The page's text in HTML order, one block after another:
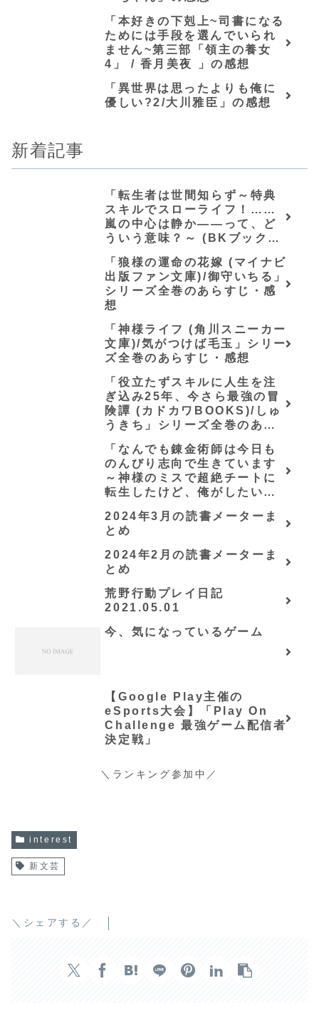
「本好きの下剋上~司書になる
ためには手段を選んでいられ
ません~第三部「領主の養女
4」 / 香月美夜 」の感想
「異世界は思ったよりも俺に
優しい?2/大川雅臣」の感想
新着記事
「転生者は世間知らず～特典
スキルでスローライフ！……
嵐の中心は静か――って、ど
ういう意味？～ (BKブック
らすじ・感想
「狼様の運命の花嫁 (マイナビ
出版ファン文庫)/御守いちる」
シリーズ全巻のあらすじ・感
想
「神様ライフ (角川スニーカー
文庫)/気がつけば毛玉」シリー
ズ全巻のあらすじ・感想
「役立たずスキルに人生を注
ぎ込み25年、今さら最強の冒
険譚 (カドカワBOOKS)/しゅ
うきち」シリーズ全巻のあら
「なんでも錬金術師は今日も
のんびり志向で生きています
～神様のミスで超絶チートに
転生したけど、俺がしたいの
会の立上げです～（グラスト
ノベルス） (グラスト
NOVELS)/可換環」シリーズ
全巻のあらすじ・感想
2024年3月の読書メーターま
とめ
2024年2月の読書メーターま
とめ
荒野行動プレイ日記
2021.05.01
今、気になっているゲーム
【Google Play主催の
eSports大会】「Play On
Challenge 最強ゲーム配信者
決定戦」
＼ランキング参加中／
interest
新文芸
＼シェアする／